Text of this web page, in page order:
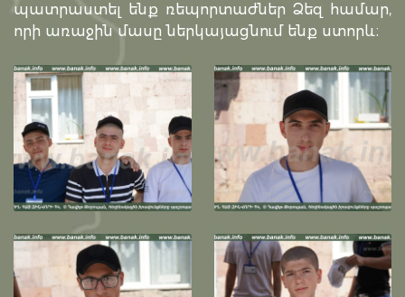
պատրաստել ենք ռեպորտաժներ Ձեզ համար,
որի առաջին մասը ներկայացնում ենք ստորև։